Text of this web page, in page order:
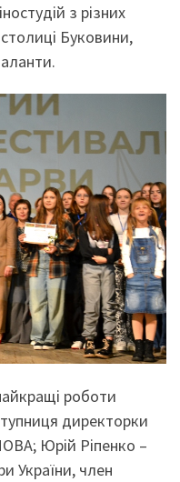
з різних
столиці Буковини,
роботи
директорки
Юрій Ріпенко –
України, член